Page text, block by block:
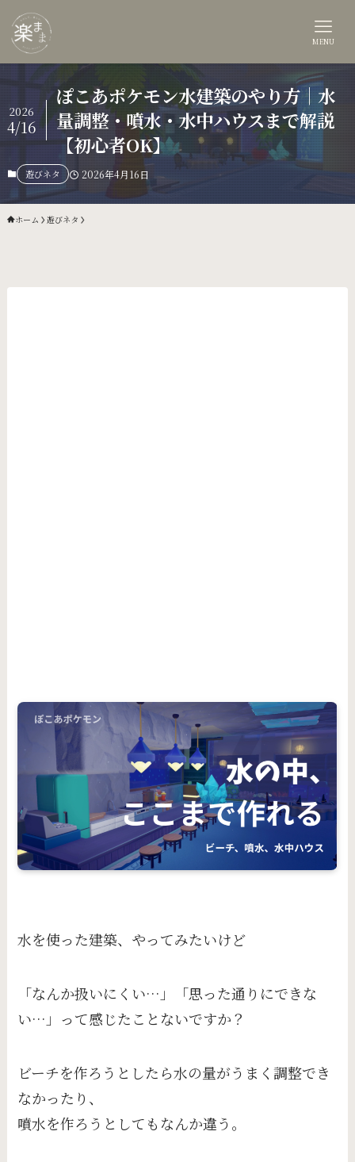
MENU
ぽこあポケモン水建築のやり方｜水
量調整・噴水・水中ハウスまで解説
【初心者OK】
2026
4/16
遊びネタ 2026年4月16日
ホーム 遊びネタ
水を使った建築、やってみたいけど
「なんか扱いにくい…」「思った通りにできな
い…」って感じたことないですか？
ビーチを作ろうとしたら水の量がうまく調整でき
なかったり、
噴水を作ろうとしてもなんか違う。